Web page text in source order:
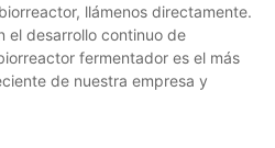
llámenos directamente.
el desarrollo continuo de
fermentador es el más
de nuestra empresa y